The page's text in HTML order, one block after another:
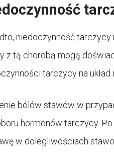
niedoczynność tarczycy
z tą chorobą mogą
tarczycy na układ
bólów stawów w
hormonów tarczycy.
w dolegliwościach